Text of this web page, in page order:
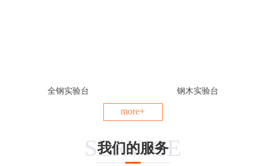
全钢实验台 钢木实验台
more+
我们的服务
SERVICE